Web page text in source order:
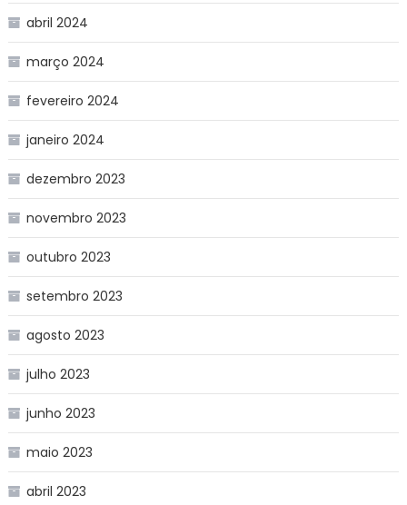
abril 2024
março 2024
fevereiro 2024
janeiro 2024
dezembro 2023
novembro 2023
outubro 2023
setembro 2023
agosto 2023
julho 2023
junho 2023
maio 2023
abril 2023